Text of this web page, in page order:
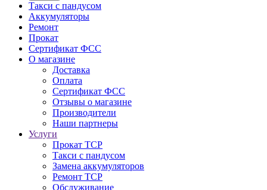
Такси с пандусом
Аккумуляторы
Ремонт
Прокат
Сертификат ФСС
О магазине
Доставка
Оплата
Сертификат ФСС
Отзывы о магазине
Производители
Наши партнеры
Услуги
Прокат ТСР
Такси с пандусом
Замена аккумуляторов
Ремонт ТСР
Обслуживание